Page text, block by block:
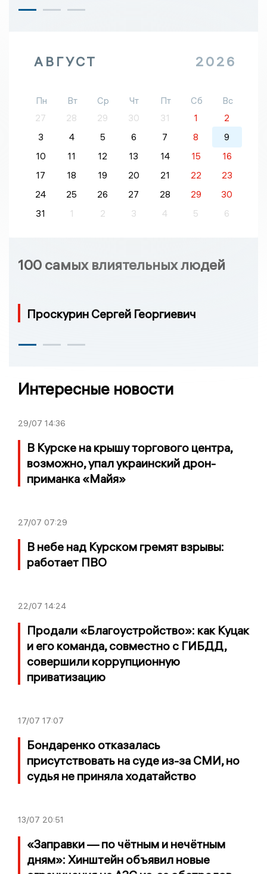
АВГУСТ 2026
Пн Вт Ср Чт Пт Сб
Вс
27
28 29 30 31 1
2
3
4 5 6 7 8
9
10
11 12 13 14 15
16
17
18 19 20 21 22
23
24
25 26 27 28 29
30
31
1 2 3 4 5 6
100 самых влиятельных людей
Проскурин Сергей Георгиевич
Интересные новости
29/07 14:36
В Курске на крышу торгового центра,
возможно, упал украинский дрон-
приманка «Майя»
27/07 07:29
В небе над Курском гремят взрывы:
работает ПВО
22/07 14:24
Продали «Благоустройство»: как Куцак
и его команда, совместно с ГИБДД,
совершили коррупционную
приватизацию
17/07 17:07
Бондаренко отказалась
присутствовать на суде из-за СМИ, но
судья не приняла ходатайство
13/07 20:51
«Заправки — по чётным и нечётным
дням»: Хинштейн объявил новые